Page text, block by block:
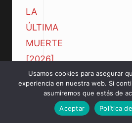
Usamos cookies para asegurar
experiencia en nuestra web. Si
asumiremos que estás de
Aceptar
Política